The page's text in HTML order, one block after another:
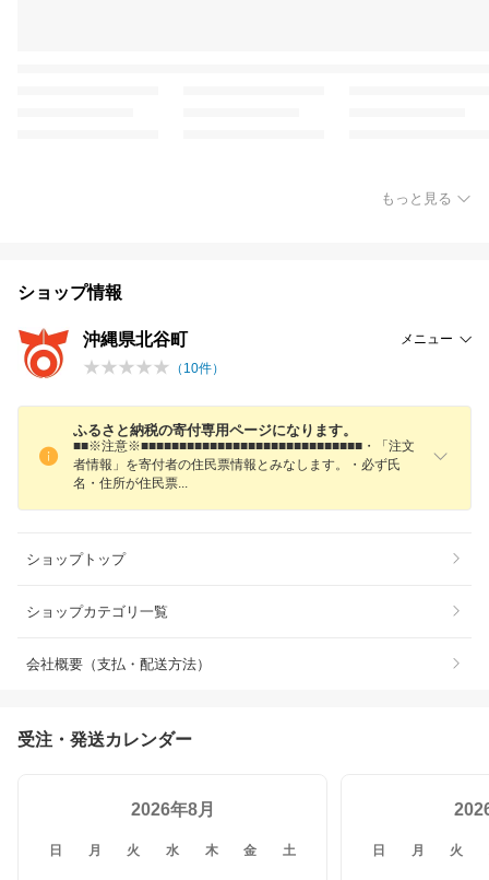
もっと見る
ショップ情報
沖縄県北谷町
メニュー
（ 10件）
ふるさと納税の寄付専用ページになります。
■■※注意※■■■■■■■■■■■■■■■■■■■■■■■■■■■■■・「注文
者情報」を寄付者の住民票情報とみなします。・必ず氏
名・住所が住民票
ショップトップ
ショップカテゴリ一覧
会社概要（支払・配送方法）
受注・発送カレンダー
2026年8月
日 月 火 水 木 金 土 日 月 火